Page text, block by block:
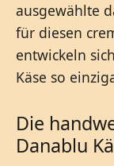
ausgewählte
für diesen
entwickeln
Käse so
Die
Danablu